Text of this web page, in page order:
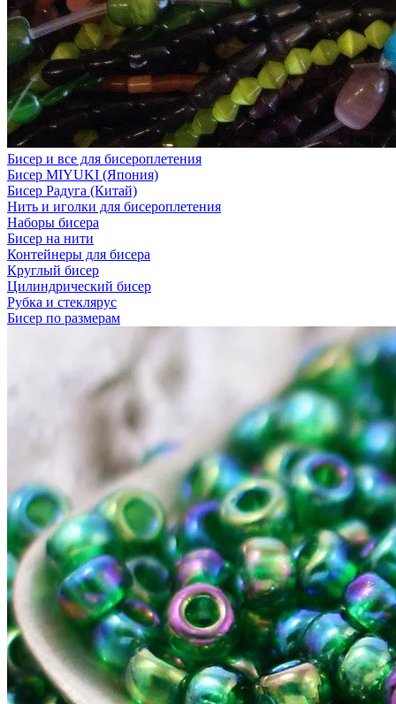
Бисер и все для бисероплетения
Бисер MIYUKI (Япония)
Бисер Радуга (Китай)
Нить и иголки для бисероплетения
Наборы бисера
Бисер на нити
Контейнеры для бисера
Круглый бисер
Цилиндрический бисер
Рубка и стеклярус
Бисер по размерам